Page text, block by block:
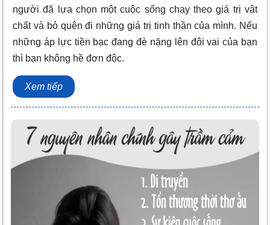
người đã lựa chọn một cuộc sống chạy theo giá trị vật
chất và bỏ quên đi những giá trị tinh thần của mình. Nếu
những áp lực tiền bạc đang đè nặng lên đôi vai của bạn
thì bạn không hề đơn độc.
Xem tiếp